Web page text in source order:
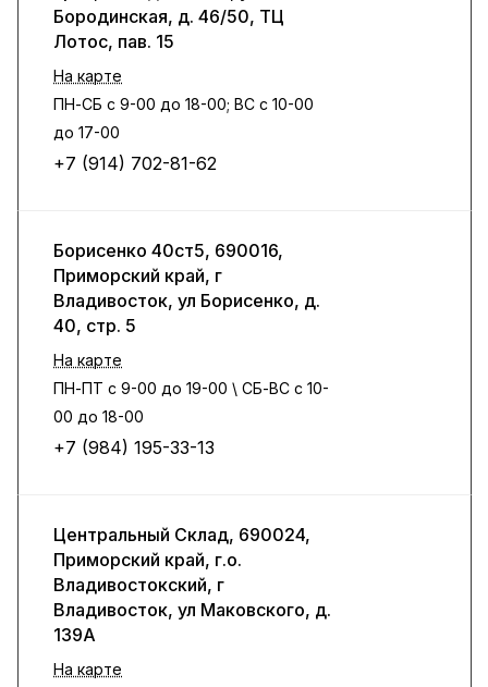
Бородинская, д. 46/50, ТЦ
Лотос, пав. 15
На карте
ПН-СБ с 9-00 до 18-00; ВС с 10-00
до 17-00
+7 (914) 702-81-62
Борисенко 40ст5, 690016,
Приморский край, г
Владивосток, ул Борисенко, д.
40, стр. 5
На карте
ПН-ПТ с 9-00 до 19-00 \ СБ-ВС с 10-
00 до 18-00
+7 (984) 195-33-13
Центральный Склад, 690024,
Приморский край, г.о.
Владивостокский, г
Владивосток, ул Маковского, д.
139А
На карте